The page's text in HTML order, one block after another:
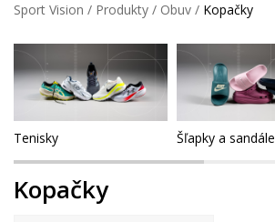
Sport Vision Produkty Obuv Kopačky
Tenisky Šľapky a sandále
Kopačky